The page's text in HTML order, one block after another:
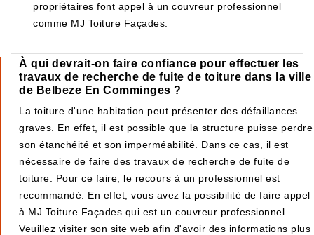
propriétaires font appel à un couvreur professionnel
comme MJ Toiture Façades.
À qui devrait-on faire confiance pour effectuer les
travaux de recherche de fuite de toiture dans la ville
de Belbeze En Comminges ?
La toiture d'une habitation peut présenter des défaillances
graves. En effet, il est possible que la structure puisse perdre
son étanchéité et son imperméabilité. Dans ce cas, il est
nécessaire de faire des travaux de recherche de fuite de
toiture. Pour ce faire, le recours à un professionnel est
recommandé. En effet, vous avez la possibilité de faire appel
à MJ Toiture Façades qui est un couvreur professionnel.
Veuillez visiter son site web afin d'avoir des informations plus